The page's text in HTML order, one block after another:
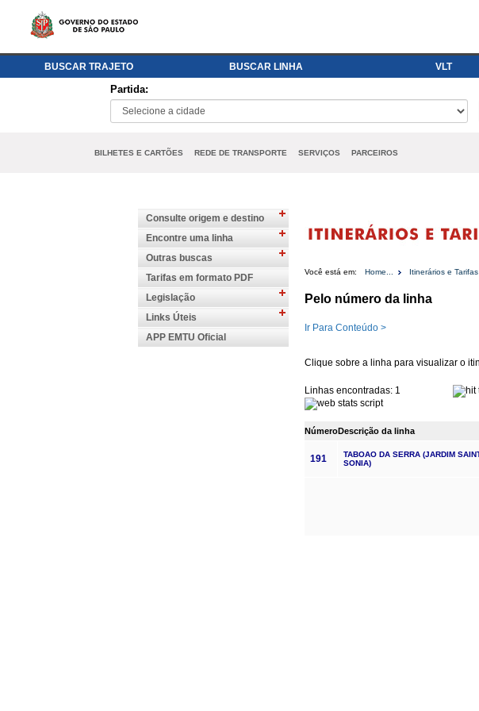
BUSCAR TRAJETO BUSCAR LINHA VLT
Partida:
BILHETES E CARTÕES REDE DE TRANSPORTE SERVIÇOS PARCEIROS
Consulte origem e destino
Encontre uma linha
Outras buscas
Tarifas em formato PDF
Legislação
Links Úteis
APP EMTU Oficial
Você está em: Home... Itinerários e Tarifas
Pelo número da linha